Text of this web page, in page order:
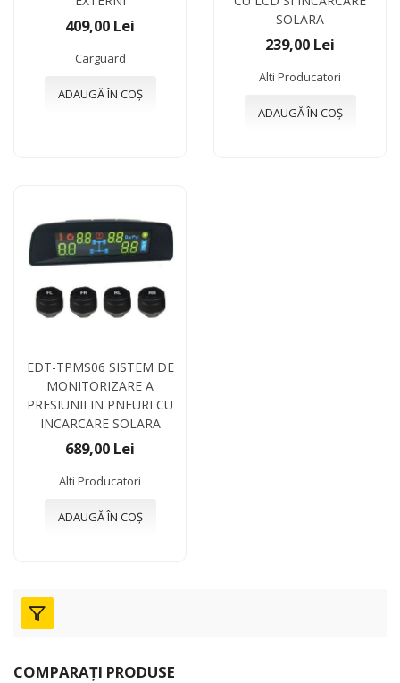
409,00 Lei
Carguard
ADAUGĂ ÎN COȘ
SOLARA
239,00 Lei
Alti Producatori
ADAUGĂ ÎN COȘ
EDT-TPMS06 SISTEM DE
MONITORIZARE A
PRESIUNII IN PNEURI CU
INCARCARE SOLARA
689,00 Lei
Alti Producatori
ADAUGĂ ÎN COȘ
COMPARAȚI PRODUSE